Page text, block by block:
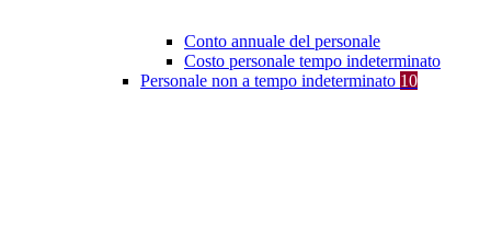
Conto annuale del personale
Costo personale tempo indeterminato
Personale non a tempo indeterminato 10